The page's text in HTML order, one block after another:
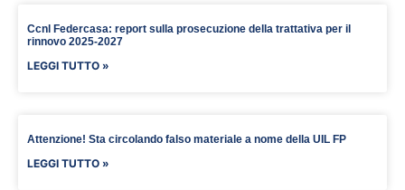
Ccnl Federcasa: report sulla prosecuzione della trattativa per il
rinnovo 2025-2027
LEGGI TUTTO »
Attenzione! Sta circolando falso materiale a nome della UIL FP
LEGGI TUTTO »